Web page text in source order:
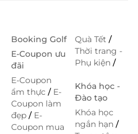
Booking Golf
E-Coupon ưu
đãi
E-Coupon
ẩm thực / E-
Coupon làm
đẹp / E-
Coupon mua
Quà Tết/
Thời trang -
Phụ kiện/
Khóa học -
Đào tạo
Khóa học
ngắn hạn/